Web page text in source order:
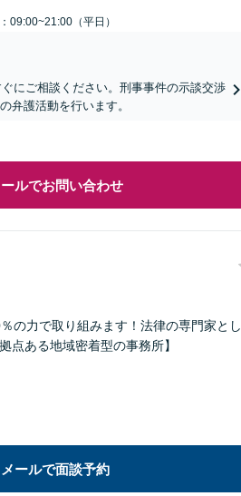
09:00~21:00（平日）
にご相談ください。刑事事件の示談交渉
弁護活動を行います。
ールでお問い合わせ
の力で取り組みます！法律の専門家とし
点ある地域密着型の事務所】
メールで面談予約